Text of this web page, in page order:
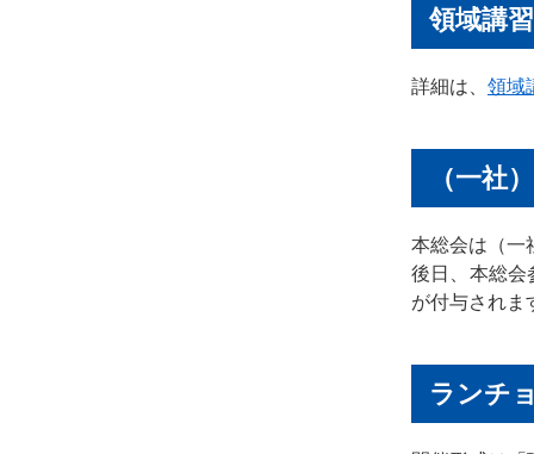
領域講
詳細は、 領域
（一社
本総会は（一
後日、本総会
が付与されま
ランチ